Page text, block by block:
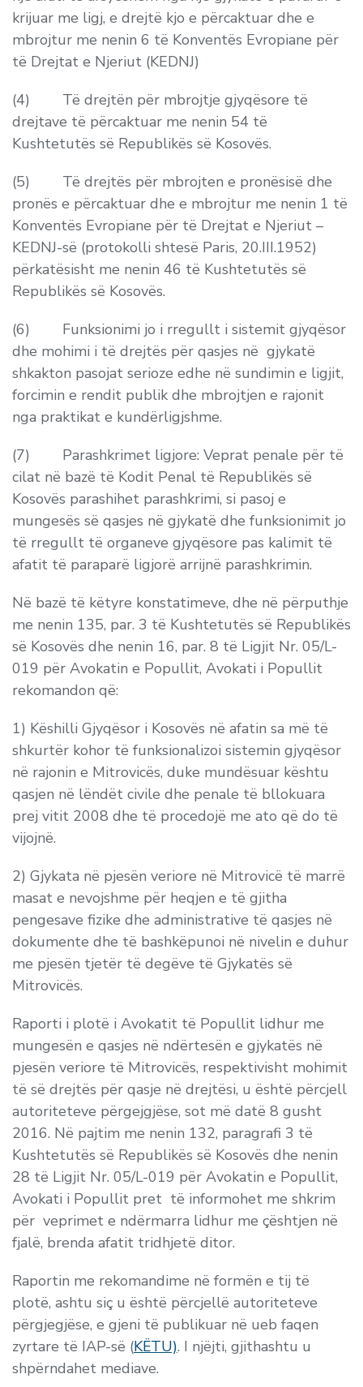
krijuar me ligj, e drejtë kjo e përcaktuar dhe e
mbrojtur me nenin 6 të Konventës Evropiane për
të Drejtat e Njeriut (KEDNJ)
(4) Të drejtën për mbrojtje gjyqësore të
drejtave të përcaktuar me nenin 54 të
Kushtetutës së Republikës së Kosovës.
(5) Të drejtës për mbrojten e pronësisë dhe
pronës e përcaktuar dhe e mbrojtur me nenin 1 të
Konventës Evropiane për të Drejtat e Njeriut –
KEDNJ-së (protokolli shtesë Paris, 20.III.1952)
përkatësisht me nenin 46 të Kushtetutës së
Republikës së Kosovës.
(6) Funksionimi jo i rregullt i sistemit gjyqësor
dhe mohimi i të drejtës për qasjes në gjykatë
shkakton pasojat serioze edhe në sundimin e ligjit,
forcimin e rendit publik dhe mbrojtjen e rajonit
nga praktikat e kundërligjshme.
(7) Parashkrimet ligjore: Veprat penale për të
cilat në bazë të Kodit Penal të Republikës së
Kosovës parashihet parashkrimi, si pasoj e
mungesës së qasjes në gjykatë dhe funksionimit jo
të rregullt të organeve gjyqësore pas kalimit të
afatit të paraparë ligjorë arrijnë parashkrimin.
Në bazë të këtyre konstatimeve, dhe në përputhje
me nenin 135, par. 3 të Kushtetutës së Republikës
së Kosovës dhe nenin 16, par. 8 të Ligjit Nr. 05/L-
019 për Avokatin e Popullit, Avokati i Popullit
rekomandon që:
1) Këshilli Gjyqësor i Kosovës në afatin sa më të
shkurtër kohor të funksionalizoi sistemin gjyqësor
në rajonin e Mitrovicës, duke mundësuar kështu
qasjen në lëndët civile dhe penale të bllokuara
prej vitit 2008 dhe të procedojë me ato që do të
vijojnë.
2) Gjykata në pjesën veriore në Mitrovicë të marrë
masat e nevojshme për heqjen e të gjitha
pengesave fizike dhe administrative të qasjes në
dokumente dhe të bashkëpunoi në nivelin e duhur
me pjesën tjetër të degëve të Gjykatës së
Mitrovicës.
Raporti i plotë i Avokatit të Popullit lidhur me
mungesën e qasjes në ndërtesën e gjykatës në
pjesën veriore të Mitrovicës, respektivisht mohimit
të së drejtës për qasje në drejtësi, u është përcjell
autoriteteve përgejgjëse, sot më datë 8 gusht
2016. Në pajtim me nenin 132, paragrafi 3 të
Kushtetutës së Republikës së Kosovës dhe nenin
28 të Ligjit Nr. 05/L-019 për Avokatin e Popullit,
Avokati i Popullit pret të informohet me shkrim
për veprimet e ndërmarra lidhur me çështjen në
fjalë, brenda afatit tridhjetë ditor.
Raportin me rekomandime në formën e tij të
plotë, ashtu siç u është përcjellë autoriteteve
përgjegjëse, e gjeni të publikuar në ueb faqen
zyrtare të IAP-së (KËTU). I njëjti, gjithashtu u
shpërndahet mediave.